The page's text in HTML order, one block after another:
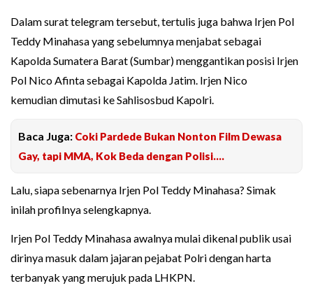
Dalam surat telegram tersebut, tertulis juga bahwa Irjen Pol
Teddy Minahasa yang sebelumnya menjabat sebagai
Kapolda Sumatera Barat (Sumbar) menggantikan posisi Irjen
Pol Nico Afinta sebagai Kapolda Jatim. Irjen Nico
kemudian dimutasi ke Sahlisosbud Kapolri.
Baca Juga: Coki Pardede Bukan Nonton Film Dewasa
Gay, tapi MMA, Kok Beda dengan Polisi....
Lalu, siapa sebenarnya Irjen Pol Teddy Minahasa? Simak
inilah profilnya selengkapnya.
Irjen Pol Teddy Minahasa awalnya mulai dikenal publik usai
dirinya masuk dalam jajaran pejabat Polri dengan harta
terbanyak yang merujuk pada LHKPN.